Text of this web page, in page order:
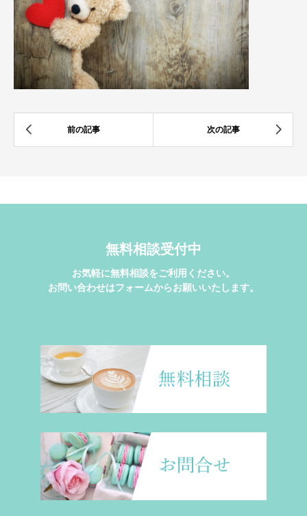
無料相談受付中
お気軽に無料相談をご利用ください。
お問い合わせはフォームからお願いいたします。